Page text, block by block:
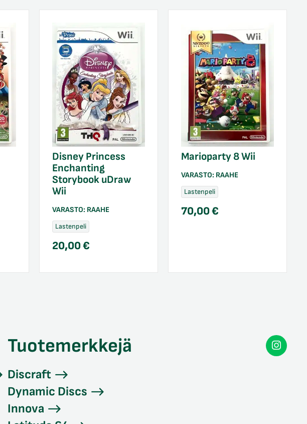
Disney Princess
Enchanting
Storybook uDraw
Wii
VARASTO: RAAHE
Lastenpeli
20,00€
Marioparty 8 Wii
VARASTO: RAAHE
Lastenpeli
70,00€
Tuotemerkkejä
Discraft
Dynamic Discs
Innova